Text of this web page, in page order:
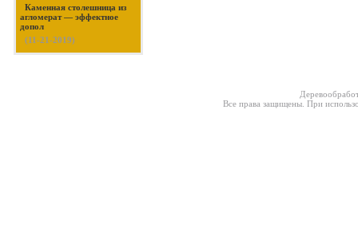
Каменная столешница из
агломерат — эффектное
допол
(11-21-2019)
Все права защищены. При